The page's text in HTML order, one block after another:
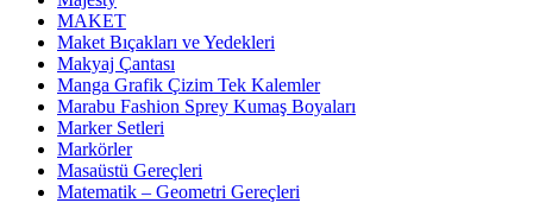
MAKET
Maket Bıçakları ve Yedekleri
Makyaj Çantası
Manga Grafik Çizim Tek Kalemler
Marabu Fashion Sprey Kumaş Boyaları
Marker Setleri
Markörler
Masaüstü Gereçleri
Matematik – Geometri Gereçleri